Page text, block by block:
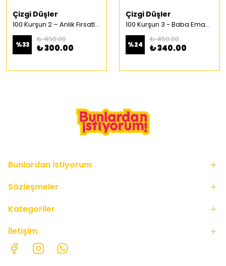
Çizgi Düşler
100 Kurşun 2 – Anlık Fırsatlar Türkçe Çizgi Roman
%33
₺ 450.00
₺ 300.00
Çizgi Düşler
100 Kurşun 3 - Baba Emaneti Türkçe Çizgi Roman
%24
₺ 450.00
₺ 340.00
Bunlardan İstiyorum
Sözleşmeler
Kategoriler
İletişim